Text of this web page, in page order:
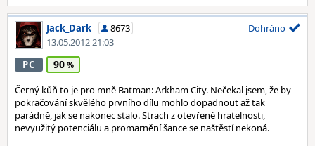
Jack_Dark
8673
13.05.2012 21:03
Dohráno
PC 90
Černý kůň to je pro mně Batman: Arkham City. Nečekal jsem, že by
pokračování skvělého prvního dílu mohlo dopadnout až tak
parádně, jak se nakonec stalo. Strach z otevřené hratelnosti,
nevyužitý potenciálu a promarnění šance se naštěstí nekoná.